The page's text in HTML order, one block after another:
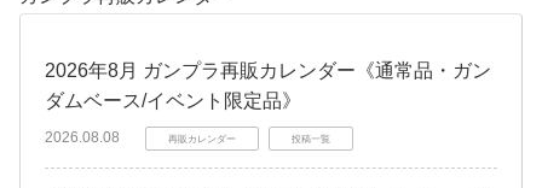
2026年8月 ガンプラ再販カレンダー《通常品・ガン
ダムベース/イベント限定品》
2026.08.08 再販カレンダー 投稿一覧